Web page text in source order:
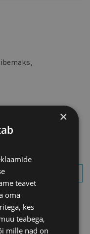
LIIKMEÜRITUSED
VÄLISVISIIDID
×
teavet
oma
kes
teabega,
mille nad on